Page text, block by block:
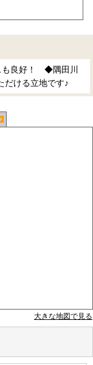
も良好！ ◆隅田川
だける立地です♪
大きな地図で見る